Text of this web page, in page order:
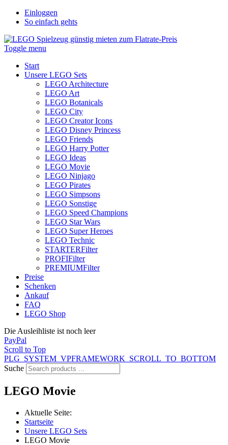
Einloggen
So einfach gehts
Toggle menu
Start
Unsere LEGO Sets
LEGO Architecture
LEGO Art
LEGO Botanicals
LEGO City
LEGO Creator Icons
LEGO Disney Princess
LEGO Friends
LEGO Harry Potter
LEGO Ideas
LEGO Movie
LEGO Ninjago
LEGO Pirates
LEGO Simpsons
LEGO Sonstige
LEGO Speed Champions
LEGO Star Wars
LEGO Super Heroes
LEGO Technic
STARTERFilter
PROFIFilter
PREMIUMFilter
Preise
Schenken
Ankauf
FAQ
LEGO Shop
Die Ausleihliste ist noch leer
PayPal
Scroll to Top
PLG_SYSTEM_VPFRAMEWORK_SCROLL_TO_BOTTOM
Suche
LEGO Movie
Aktuelle Seite:
Startseite
Unsere LEGO Sets
LEGO Movie